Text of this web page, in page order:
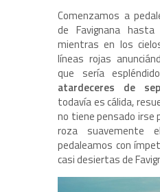
Comenzamos a
de Favignana
mientras en los
líneas rojas
que sería
atardeceres de
todavía es cálida,
no tiene pensado irse
roza suavemente
pedaleamos con
casi desiertas de